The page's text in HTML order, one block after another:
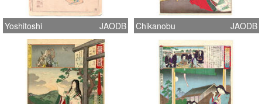
Yoshitoshi JAODB Chikanobu JAODB